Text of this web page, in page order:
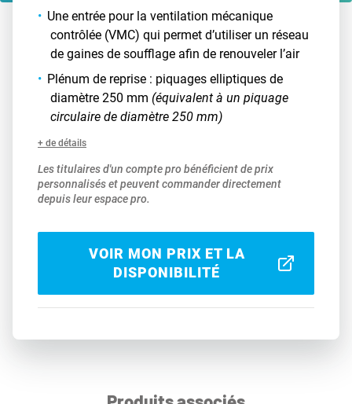
Une entrée pour la ventilation mécanique
contrôlée (VMC) qui permet d’utiliser un réseau
de gaines de soufflage afin de renouveler l’air
Plénum de reprise : piquages elliptiques de
diamètre 250 mm (équivalent à un piquage
circulaire de diamètre 250 mm)
+ de détails
Les titulaires d'un compte pro bénéficient de prix
personnalisés et peuvent commander directement
depuis leur espace pro.
VOIR MON PRIX ET LA
DISPONIBILITÉ